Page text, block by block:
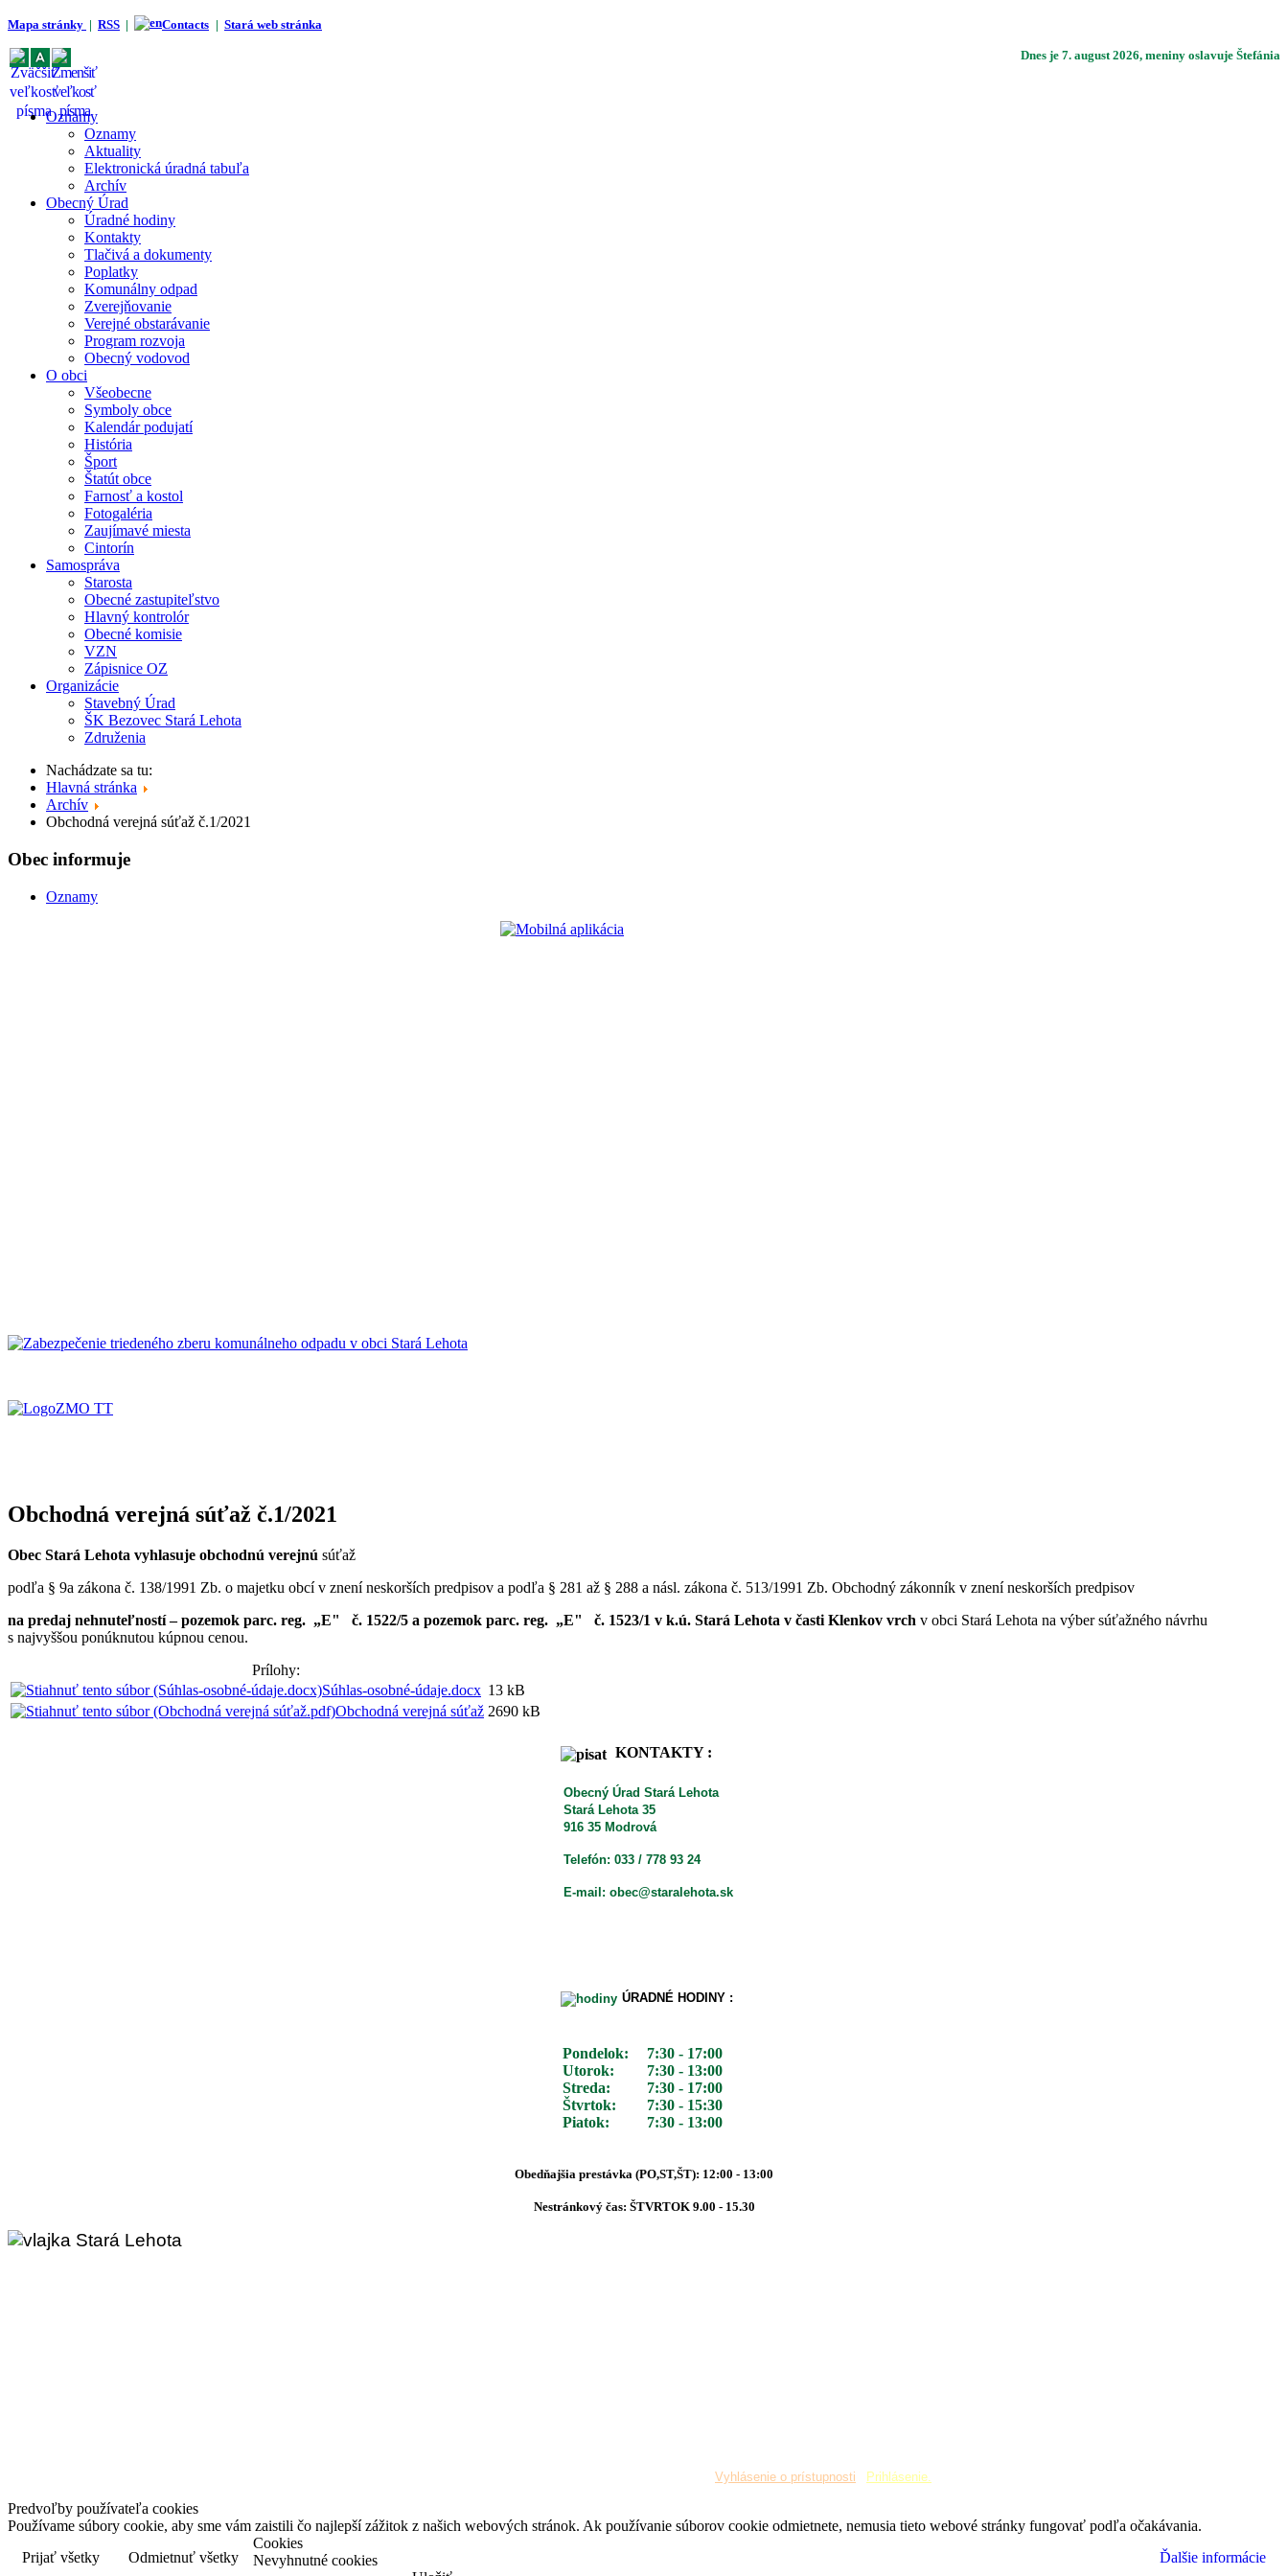
Mapa stránky | RSS | Contacts | Stará web stránka
Dnes je 7. august 2026, meniny oslavuje Štefánia
Oznamy
Oznamy
Aktuality
Elektronická úradná tabuľa
Archív
Obecný Úrad
Úradné hodiny
Kontakty
Tlačivá a dokumenty
Poplatky
Komunálny odpad
Zverejňovanie
Verejné obstarávanie
Program rozvoja
Obecný vodovod
O obci
Všeobecne
Symboly obce
Kalendár podujatí
História
Šport
Štatút obce
Farnosť a kostol
Fotogaléria
Zaujímavé miesta
Cintorín
Samospráva
Starosta
Obecné zastupiteľstvo
Hlavný kontrolór
Obecné komisie
VZN
Zápisnice OZ
Organizácie
Stavebný Úrad
ŠK Bezovec Stará Lehota
Združenia
Nachádzate sa tu:
Hlavná stránka
Archív
Obchodná verejná súťaž č.1/2021
Obec informuje
Oznamy
Obchodná verejná súťaž č.1/2021
Obec Stará Lehota vyhlasuje obchodnú verejnú súťaž
podľa § 9a zákona č. 138/1991 Zb. o majetku obcí v znení neskorších predpisov a podľa § 281 až § 288 a násl. zákona č. 513/1991 Zb. Obchodný zákonník v znení neskorších predpisov
na predaj nehnuteľností – pozemok parc. reg. „E" č. 1522/5 a pozemok parc. reg. „E" č. 1523/1 v k.ú. Stará Lehota v časti Klenkov vrch v obci Stará Lehota na výber súťažného návrhu
s najvyššou ponúknutou kúpnou cenou.
Prílohy:
Súhlas-osobné-údaje.docx 13 kB
Obchodná verejná súťaž 2690 kB
KONTAKTY :
Obecný Úrad Stará Lehota
Stará Lehota 35
916 35 Modrová
Telefón: 033 / 778 93 24
E-mail: obec@staralehota.sk
ÚRADNÉ HODINY :
Pondelok:
Utorok:
Streda:
Štvrtok:
Piatok:
7:30 - 17:00
7:30 - 13:00
7:30 - 17:00
7:30 - 15:30
7:30 - 13:00
Obedňajšia prestávka (PO,ST,ŠT): 12:00 - 13:00
Nestránkový čas: ŠTVRTOK 9.00 - 15.30
Vyhlásenie o prístupnosti Prihlásenie.
Predvoľby používateľa cookies
Používame súbory cookie, aby sme vám zaistili čo najlepší zážitok z našich webových stránok. Ak používanie súborov cookie odmietnete, nemusia tieto webové stránky fungovať podľa očakávania.
Prijať všetky
Odmietnuť všetky Ďalšie informácie
Cookies
Nevyhnutné cookies